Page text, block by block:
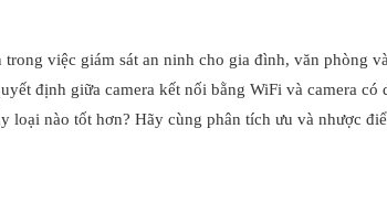
trong việc giám sát an ninh cho gia đình, văn phòng
định giữa camera kết nối bằng WiFi và camera có
loại nào tốt hơn? Hãy cùng phân tích ưu và nhược